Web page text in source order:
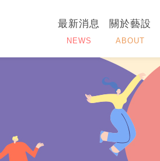
最新消息
NEWS
關於藝設
ABOUT